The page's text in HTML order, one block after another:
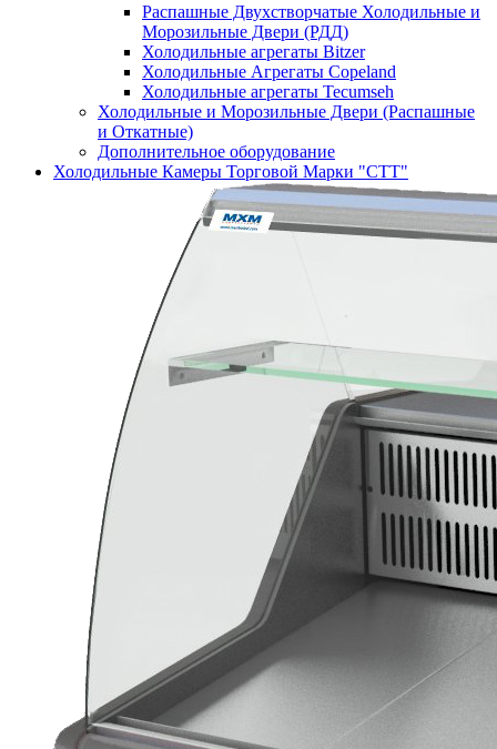
Распашные Двухстворчатые Холодильные и
Морозильные Двери (РДД)
Холодильные агрегаты Bitzer
Холодильные Агрегаты Copeland
Холодильные агрегаты Tecumseh
Холодильные и Морозильные Двери (Распашные
и Откатные)
Дополнительное оборудование
Холодильные Камеры Торговой Марки "СТТ"